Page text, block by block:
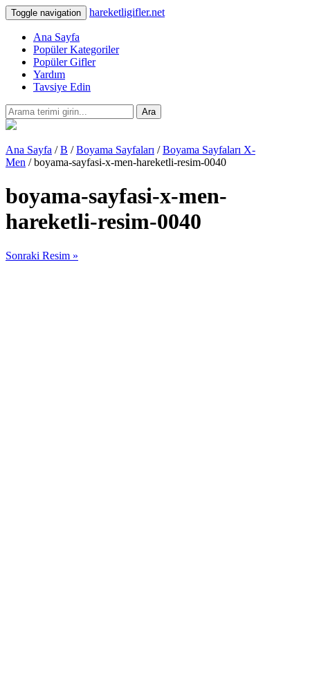
Toggle navigation hareketligifler.net
Ana Sayfa
Popüler Kategoriler
Popüler Gifler
Yardım
Tavsiye Edin
Ara
Ana Sayfa /B /Boyama Sayfaları /Boyama Sayfaları X-
Men / boyama-sayfasi-x-men-hareketli-resim-0040
boyama-sayfasi-x-men-
hareketli-resim-0040
Sonraki Resim »